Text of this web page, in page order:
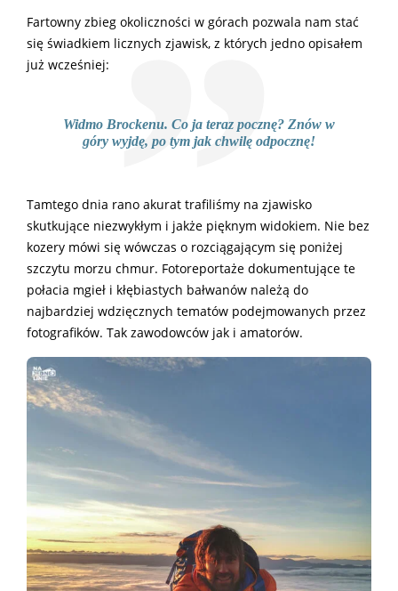
Fartowny zbieg okoliczności w górach pozwala nam stać
się świadkiem licznych zjawisk, z których jedno opisałem
już wcześniej:
Widmo Brockenu. Co ja teraz pocznę? Znów w
góry wyjdę, po tym jak chwilę odpocznę!
Tamtego dnia rano akurat trafiliśmy na zjawisko
skutkujące niezwykłym i jakże pięknym widokiem. Nie bez
kozery mówi się wówczas o rozciągającym się poniżej
szczytu morzu chmur. Fotoreportaże dokumentujące te
połacia mgieł i kłębiastych bałwanów należą do
najbardziej wdzięcznych tematów podejmowanych przez
fotografików. Tak zawodowców jak i amatorów.